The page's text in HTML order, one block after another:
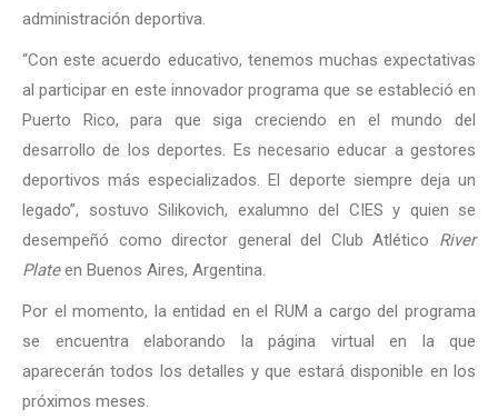
administración deportiva.
“Con este acuerdo educativo, tenemos muchas expectativas
al participar en este innovador programa que se estableció en
Puerto Rico, para que siga creciendo en el mundo del
desarrollo de los deportes. Es necesario educar a gestores
deportivos más especializados. El deporte siempre deja un
legado”, sostuvo Silikovich, exalumno del CIES y quien se
desempeñó como director general del Club Atlético River
Plateen Buenos Aires, Argentina.
Por el momento, la entidad en el RUM a cargo del programa
se encuentra elaborando la página virtual en la que
aparecerán todos los detalles y que estará disponible en los
próximos meses.